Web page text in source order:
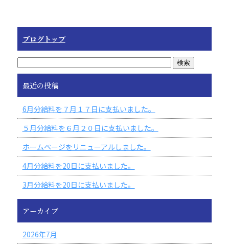
ブログトップ
最近の投稿
6月分給料を７月１７日に支払いました。
５月分給料を６月２０日に支払いました。
ホームページをリニューアルしました。
4月分給料を20日に支払いました。
3月分給料を20日に支払いました。
アーカイブ
2026年7月